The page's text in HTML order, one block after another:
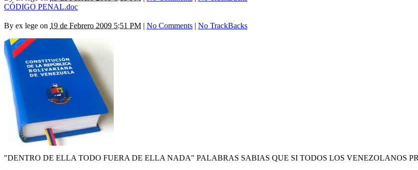
CÓDIGO PENAL.doc
By ex lege on 19 de Febrero 2009 5:51 PM | No Comments | No TrackBacks
"DENTRO DE ELLA TODO FUERA DE ELLA NADA" PALABRAS SABIAS QUE SI TODOS LOS VENEZOLANOS